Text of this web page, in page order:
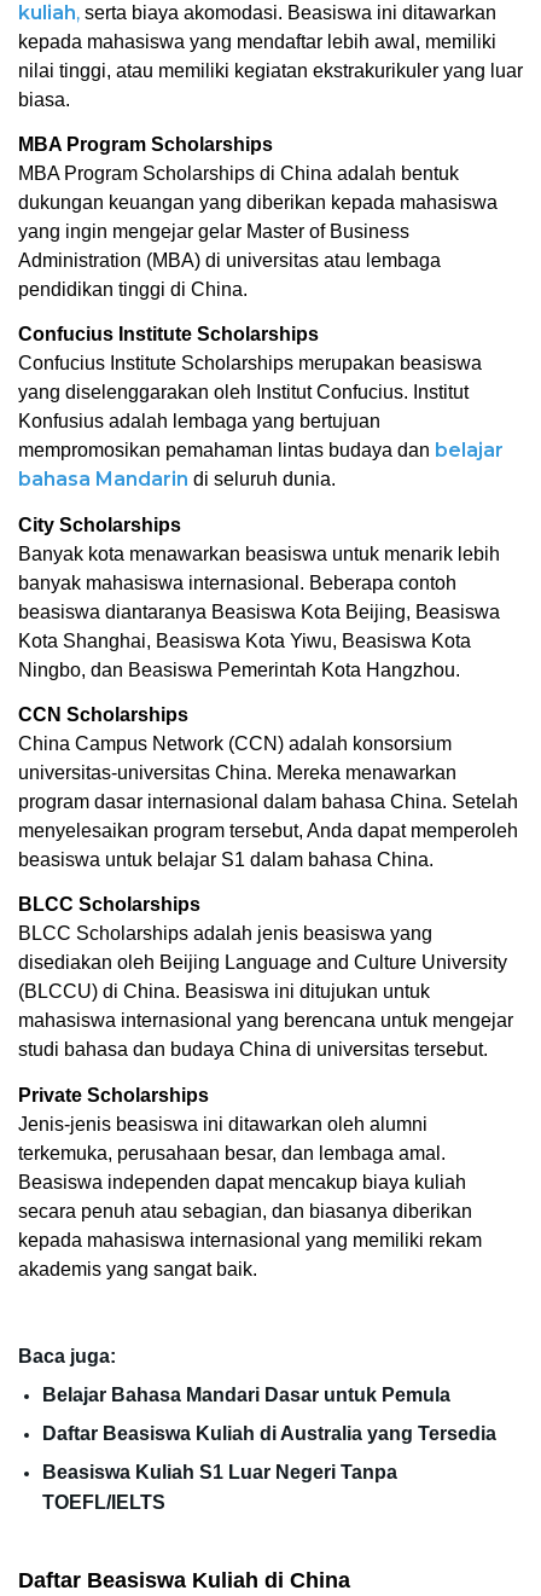
kuliah, serta biaya akomodasi. Beasiswa ini ditawarkan
kepada mahasiswa yang mendaftar lebih awal, memiliki
nilai tinggi, atau memiliki kegiatan ekstrakurikuler yang luar
biasa.
MBA Program Scholarships
MBA Program Scholarships di China adalah bentuk
dukungan keuangan yang diberikan kepada mahasiswa
yang ingin mengejar gelar Master of Business
Administration (MBA) di universitas atau lembaga
pendidikan tinggi di China.
Confucius Institute Scholarships
Confucius Institute Scholarships merupakan beasiswa
yang diselenggarakan oleh Institut Confucius. Institut
Konfusius adalah lembaga yang bertujuan
mempromosikan pemahaman lintas budaya dan belajar
bahasa Mandarin di seluruh dunia.
City Scholarships
Banyak kota menawarkan beasiswa untuk menarik lebih
banyak mahasiswa internasional. Beberapa contoh
beasiswa diantaranya Beasiswa Kota Beijing, Beasiswa
Kota Shanghai, Beasiswa Kota Yiwu, Beasiswa Kota
Ningbo, dan Beasiswa Pemerintah Kota Hangzhou.
CCN Scholarships
China Campus Network (CCN) adalah konsorsium
universitas-universitas China. Mereka menawarkan
program dasar internasional dalam bahasa China. Setelah
menyelesaikan program tersebut, Anda dapat memperoleh
beasiswa untuk belajar S1 dalam bahasa China.
BLCC Scholarships
BLCC Scholarships adalah jenis beasiswa yang
disediakan oleh Beijing Language and Culture University
(BLCCU) di China. Beasiswa ini ditujukan untuk
mahasiswa internasional yang berencana untuk mengejar
studi bahasa dan budaya China di universitas tersebut.
Private Scholarships
Jenis-jenis beasiswa ini ditawarkan oleh alumni
terkemuka, perusahaan besar, dan lembaga amal.
Beasiswa independen dapat mencakup biaya kuliah
secara penuh atau sebagian, dan biasanya diberikan
kepada mahasiswa internasional yang memiliki rekam
akademis yang sangat baik.
Baca juga:
Belajar Bahasa Mandari Dasar untuk Pemula
Daftar Beasiswa Kuliah di Australia yang Tersedia
Beasiswa Kuliah S1 Luar Negeri Tanpa
TOEFL/IELTS
Daftar Beasiswa Kuliah di China